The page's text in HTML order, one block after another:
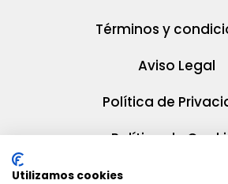
Términos y
Aviso Legal
Política de
Política de
Utilizamos cookies